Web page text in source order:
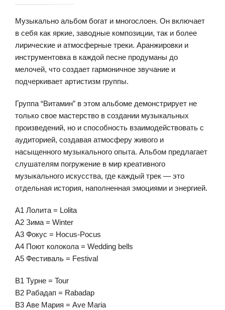
Музыкально альбом богат и многослоен. Он включает
в себя как яркие, заводные композиции, так и более
лирические и атмосферные треки. Аранжировки и
инструментовка в каждой песне продуманы до
мелочей, что создает гармоничное звучание и
подчеркивает артистизм группы.
Группа “Витамин” в этом альбоме демонстрирует не
только свое мастерство в создании музыкальных
произведений, но и способность взаимодействовать с
аудиторией, создавая атмосферу живого и
насыщенного музыкального опыта. Альбом предлагает
слушателям погружение в мир креативного
музыкального искусства, где каждый трек — это
отдельная история, наполненная эмоциями и энергией.
A1 Лолита = Lolita
A2 Зима = Winter
A3 Фокус = Hocus-Pocus
A4 Поют колокола = Wedding bells
A5 Фестиваль = Festival
B1 Турне = Tour
B2 Рабадап = Rabadap
B3 Аве Мария = Ave Maria